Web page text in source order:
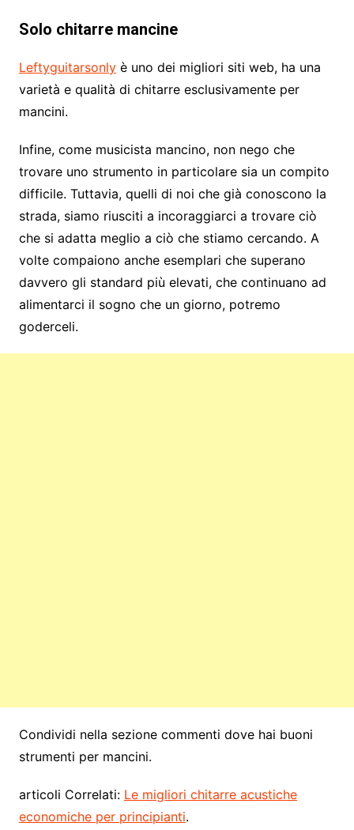
Solo chitarre mancine
Leftyguitarsonlyè uno dei migliori siti web, ha una
varietà e qualità di chitarre esclusivamente per
mancini.
Infine, come musicista mancino, non nego che
trovare uno strumento in particolare sia un compito
difficile. Tuttavia, quelli di noi che già conoscono la
strada, siamo riusciti a incoraggiarci a trovare ciò
che si adatta meglio a ciò che stiamo cercando. A
volte compaiono anche esemplari che superano
davvero gli standard più elevati, che continuano ad
alimentarci il sogno che un giorno, potremo
goderceli.
Condividi nella sezione commenti dove hai buoni
strumenti per mancini.
articoli Correlati: Le migliori chitarre acustiche
economiche per principianti.